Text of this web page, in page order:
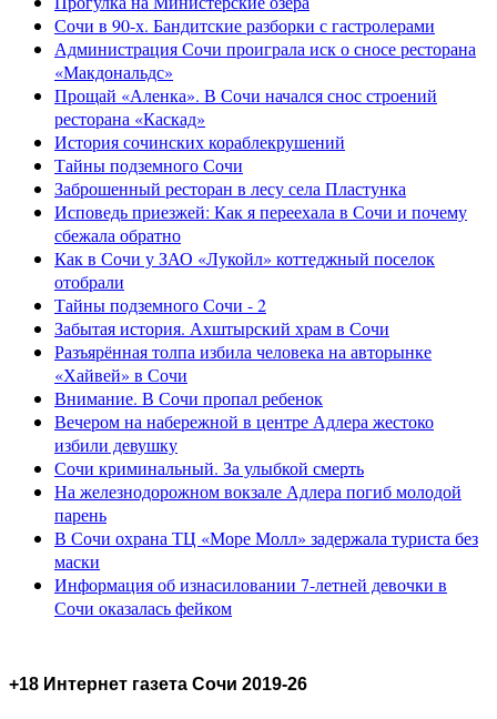
Сочи в 90-х. Бандитские разборки с гастролерами
Администрация Сочи проиграла иск о сносе ресторана
«Макдональдс»
Прощай «Аленка». В Сочи начался снос строений
ресторана «Каскад»
История сочинских кораблекрушений
Тайны подземного Сочи
Заброшенный ресторан в лесу села Пластунка
Исповедь приезжей: Как я переехала в Сочи и почему
сбежала обратно
Как в Сочи у ЗАО «Лукойл» коттеджный поселок
отобрали
Тайны подземного Сочи - 2
Забытая история. Ахштырский храм в Сочи
Разъярённая толпа избила человека на авторынке
«Хайвей» в Сочи
Внимание. В Сочи пропал ребенок
Вечером на набережной в центре Адлера жестоко
избили девушку
Сочи криминальный. За улыбкой смерть
На железнодорожном вокзале Адлера погиб молодой
парень
В Сочи охрана ТЦ «Море Молл» задержала туриста без
маски
Информация об изнасиловании 7-летней девочки в
Сочи оказалась фейком
+18 Интернет газета Сочи 2019-26